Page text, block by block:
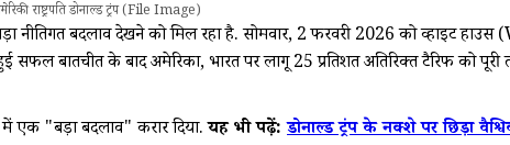
राष्ट्रपति डोनाल्ड ट्रंप (File Image)
बदलाव देखने को मिल रहा है. सोमवार, 2 फरवरी 2026 को व्हाइट हाउस
के बाद अमेरिका, भारत पर लागू 25 प्रतिशत अतिरिक्त टैरिफ को पूरी
में एक "बड़ा बदलाव" करार दिया.यह भी पढ़ें:डोनाल्ड ट्रंप के नक्शे पर छिड़ा